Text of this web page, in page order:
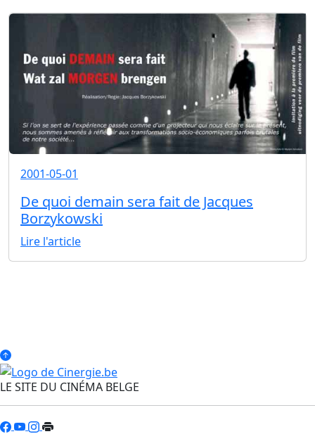
2001-05-01
De quoi demain sera fait de Jacques
Borzykowski
Lire l'article
LE SITE DU CINÉMA BELGE